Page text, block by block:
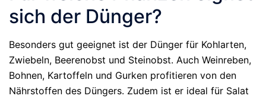
sich der Dünger?
Besonders gut geeignet ist der Dünger für Kohlarten,
Zwiebeln, Beerenobst und Steinobst. Auch Weinreben,
Bohnen, Kartoffeln und Gurken profitieren von den
Nährstoffen des Düngers. Zudem ist er ideal für Salat